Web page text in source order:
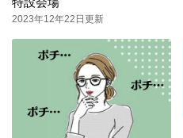
2023年12年22日更新